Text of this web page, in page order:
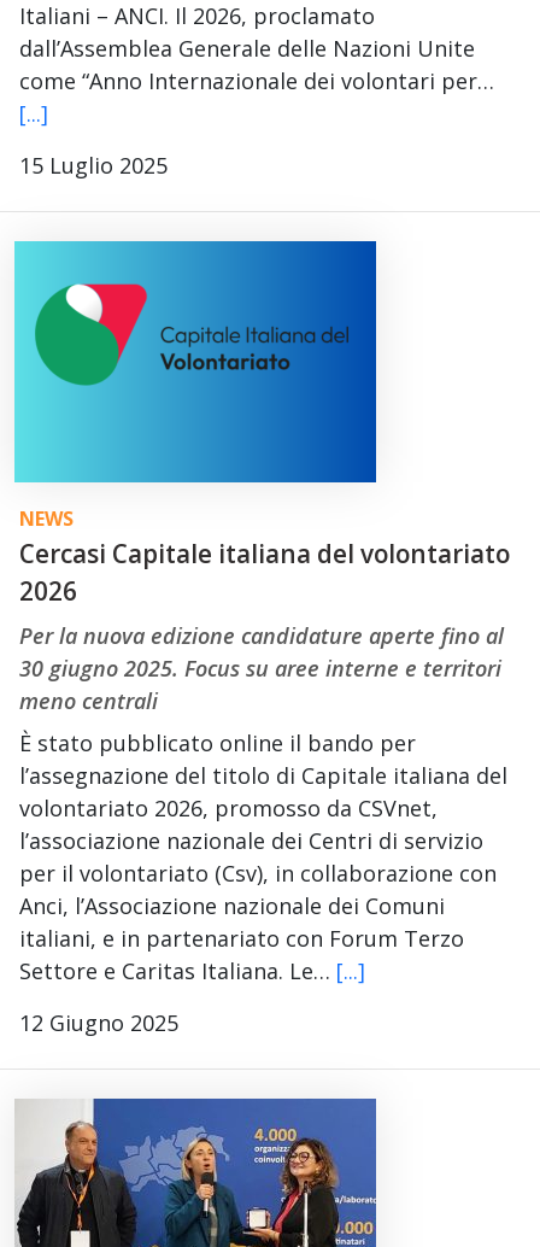
Italiani – ANCI. Il 2026, proclamato
dall’Assemblea Generale delle Nazioni Unite
come “Anno Internazionale dei volontari per…
[...]
15 Luglio 2025
NEWS
Cercasi Capitale italiana del volontariato
2026
Per la nuova edizione candidature aperte fino al
30 giugno 2025. Focus su aree interne e territori
meno centrali
È stato pubblicato online il bando per
l’assegnazione del titolo di Capitale italiana del
volontariato 2026, promosso da CSVnet,
l’associazione nazionale dei Centri di servizio
per il volontariato (Csv), in collaborazione con
Anci, l’Associazione nazionale dei Comuni
italiani, e in partenariato con Forum Terzo
Settore e Caritas Italiana. Le… [...]
12 Giugno 2025